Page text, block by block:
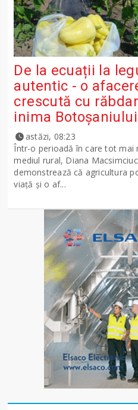
De la ecuații la
autentic - o
crescută cu
inima
astăzi, 08:23
Într-o perioadă în care tot mai
mediul rural, Diana
demonstrează că agricultura
viață și o af...